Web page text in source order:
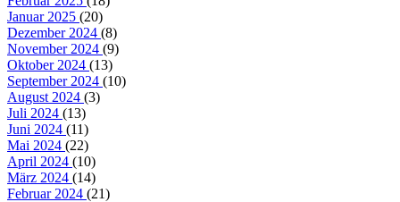
Januar 2025 (20)
Dezember 2024 (8)
November 2024 (9)
Oktober 2024 (13)
September 2024 (10)
August 2024 (3)
Juli 2024 (13)
Juni 2024 (11)
Mai 2024 (22)
April 2024 (10)
März 2024 (14)
Februar 2024 (21)